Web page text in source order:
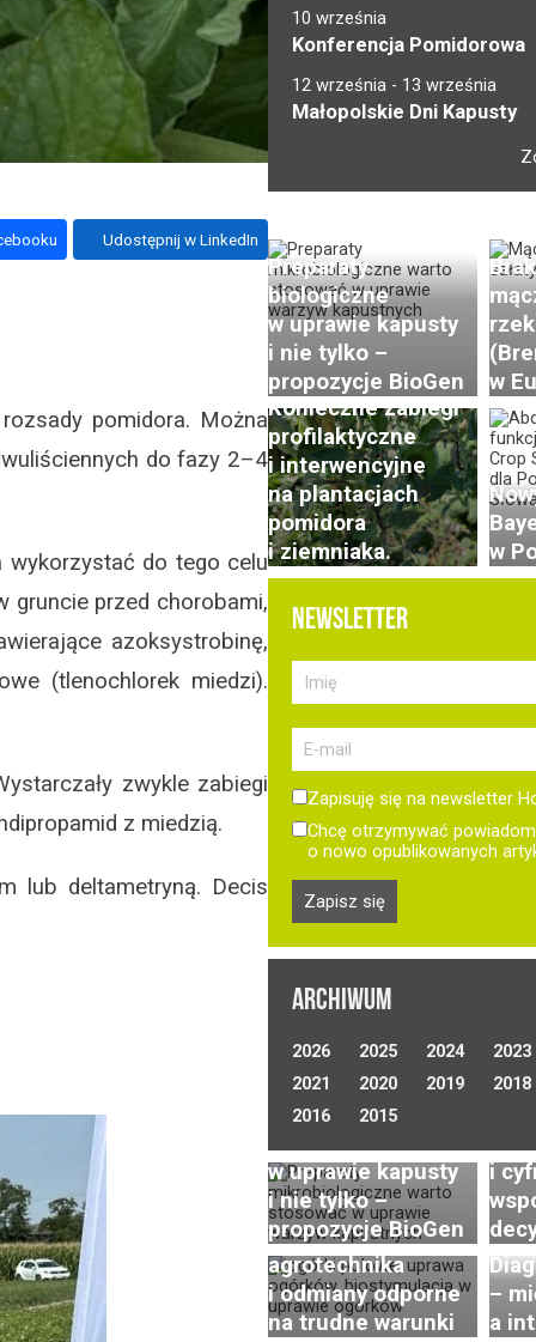
Udostępnij w LinkedIn
pomidora. Można
do fazy 2–4
do tego celu
gruncie przed chorobami,
azoksystrobinę,
(tlenochlorek miedzi).
zwykle zabiegi
z miedzią.
lub deltametryną. Decis
10 września
Konferencja Pomidorowa
12 września - 13 września
Małopolskie Dni Kapusty
Preparaty
biologiczne
w uprawie kapusty
i nie tylko –
propozycje BioGen
w
Zaraza ziemniaka
w natarciu.
Konieczne zabiegi
profilaktyczne
i interwencyjne
na plantacjach
pomidora
i ziemniaka.
w
NEWSLETTER
Zapisuję się na newsletter
Chcę otrzymywać
o nowo opublikowanych
ARCHIWUM
2026 2025 2024
2023
2021
2020 2019
2018
2016
2015
Preparaty
w uprawie kapusty
i nie tylko –
propozycje BioGen
w
i
Uprawa ogórków
gruntowych
(polowych) –
wyzwania,
nowoczesna
agrotechnika
i odmiany odporne
na trudne warunki
–
a
w